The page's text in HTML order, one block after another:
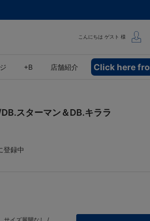
こんにちは ゲスト 様
+B 店舗紹介 Click here
スターマン＆DB.キララ
登録中